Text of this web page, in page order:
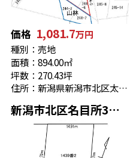
価格 1,081.7万円
種別：売地
面積：894.00㎡
坪数：270.43坪
住所：新潟県新潟市北区太夫浜244-1
新潟市北区名目所3丁目 売地